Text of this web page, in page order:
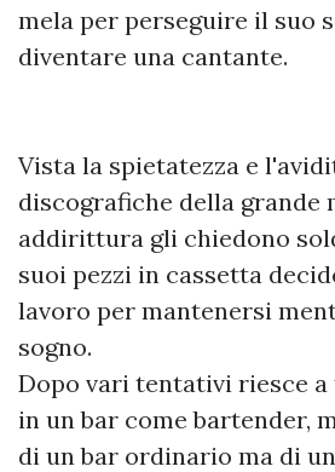
mela per perseguire il suo
diventare una cantante.
Vista la spietatezza e
discografiche della grande
addirittura gli chiedono
suoi pezzi in cassetta
lavoro per mantenersi
sogno.
Dopo vari tentativi riesce
in un bar come bartender,
di un bar ordinario ma di